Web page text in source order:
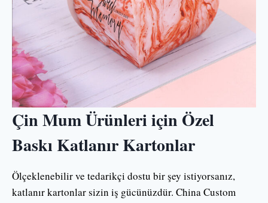
Çin Mum Ürünleri için Özel
Baskı Katlanır Kartonlar
Ölçeklenebilir ve tedarikçi dostu bir şey istiyorsanız,
katlanır kartonlar sizin iş gücünüzdür. China Custom